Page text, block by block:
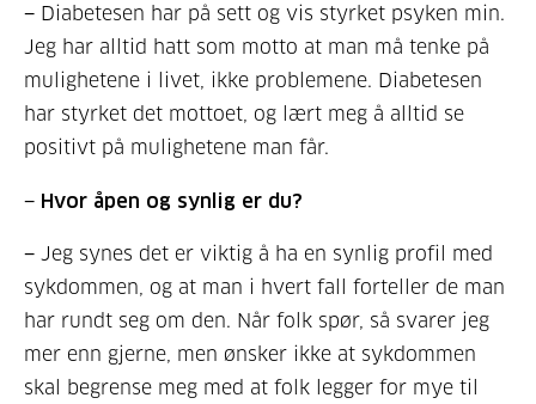
− Diabetesen har på sett og vis styrket psyken min.
Jeg har alltid hatt som motto at man må tenke på
mulighetene i livet, ikke problemene. Diabetesen
har styrket det mottoet, og lært meg å alltid se
positivt på mulighetene man får.
− Hvor åpen og synlig er du?
− Jeg synes det er viktig å ha en synlig profil med
sykdommen, og at man i hvert fall forteller de man
har rundt seg om den. Når folk spør, så svarer jeg
mer enn gjerne, men ønsker ikke at sykdommen
skal begrense meg med at folk legger for mye til